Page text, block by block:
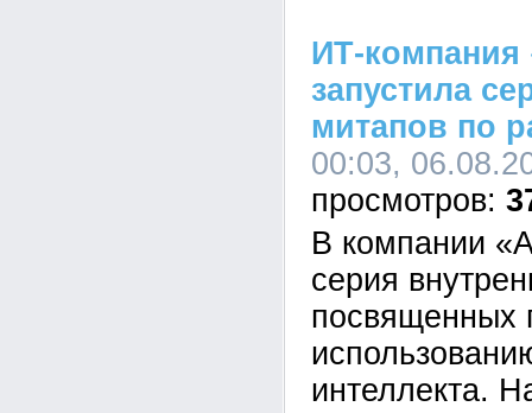
ИТ-компания
запустила
митапов по
00:03,
В компании
серия
посвященных
интеллекта.